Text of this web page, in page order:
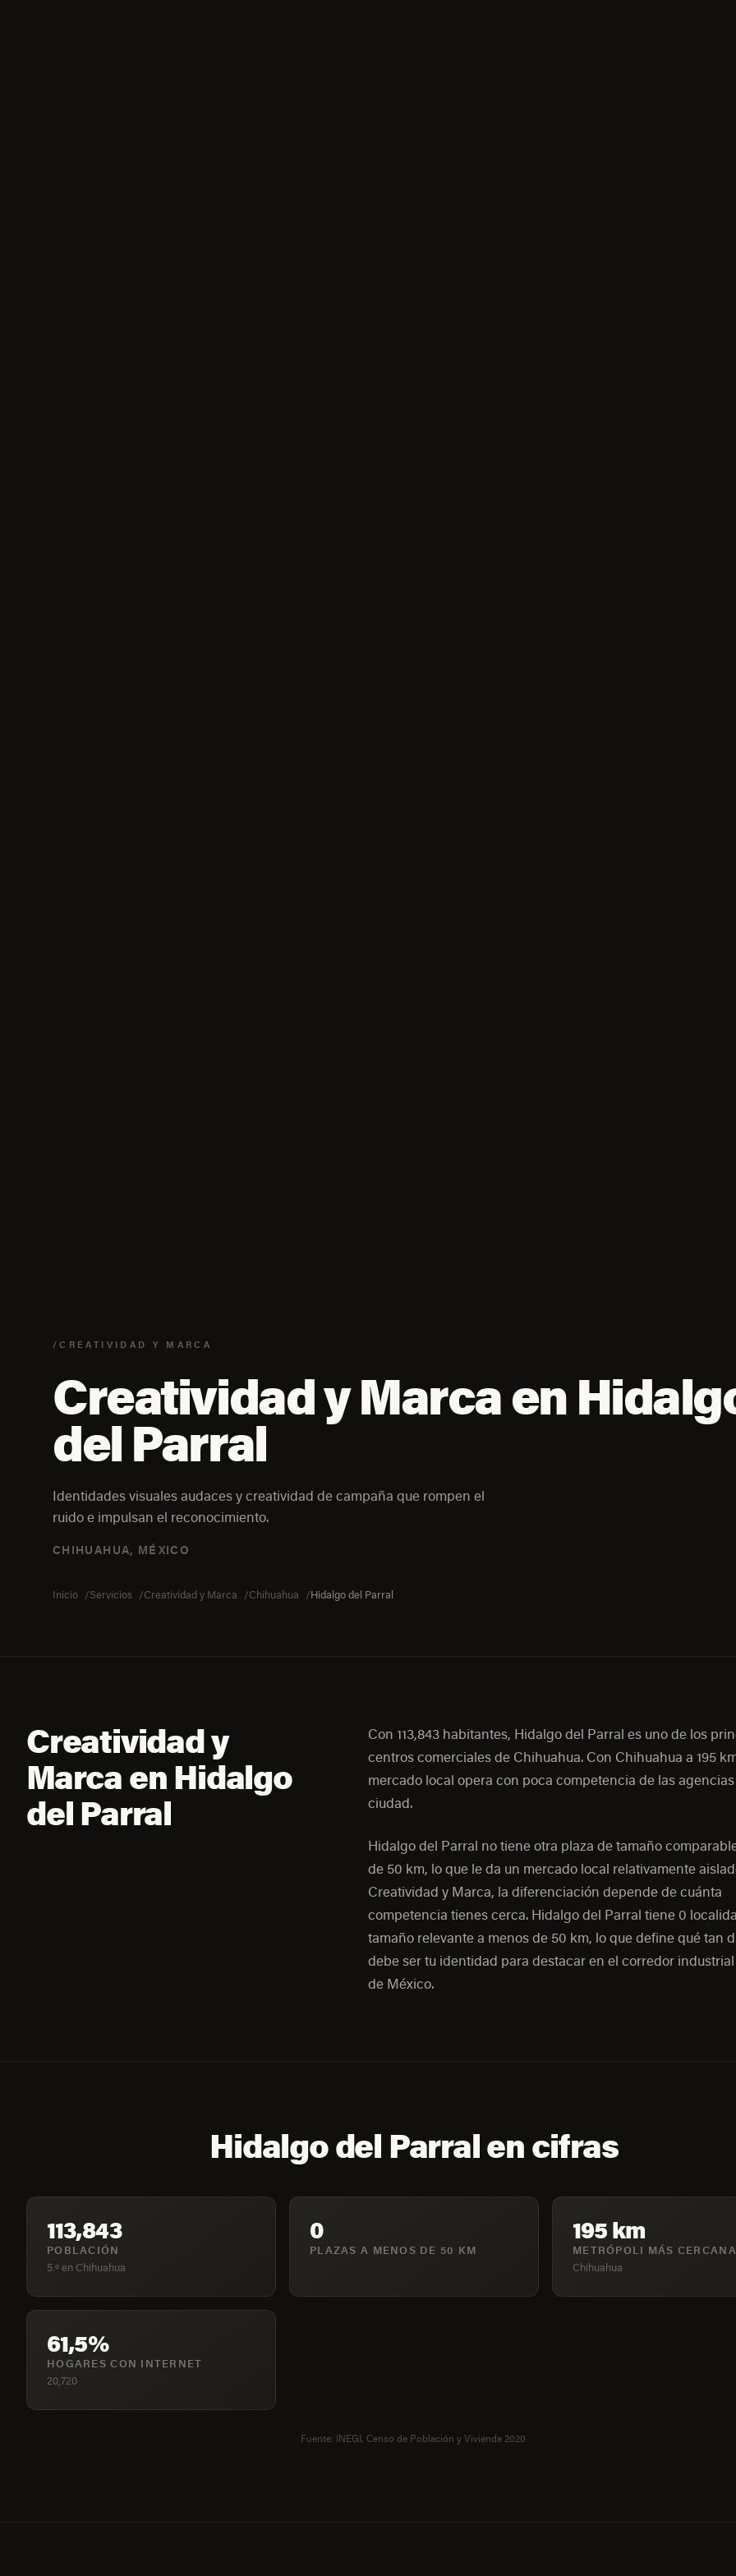
/CREATIVIDAD Y MARCA
Creatividad y Marca en
del Parral
Identidades visuales audaces y creatividad de campaña que rompen el
ruido e impulsan el reconocimiento.
CHIHUAHUA, MÉXICO
Inicio Servicios Creatividad y Marca Chihuahua Hidalgo del Parral
Creatividad y
Marca en Hidalgo
del Parral
Con 113,843 habitantes, Hidalgo del Parral es uno de los
centros comerciales de Chihuahua. Con Chihuahua a 195
mercado local opera con poca competencia de las
ciudad.
Hidalgo del Parral no tiene otra plaza de tamaño
de 50 km, lo que le da un mercado local relativamente
Creatividad y Marca, la diferenciación depende de cuánta
competencia tienes cerca. Hidalgo del Parral tiene 0
tamaño relevante a menos de 50 km, lo que define qué tan
debe ser tu identidad para destacar en el corredor
de México.
Hidalgo del Parral en cifras
113,843
POBLACIÓN
5.º en Chihuahua
0
PLAZAS A MENOS DE 50 KM
195 km
METRÓPOLI MÁS CERCANA
Chihuahua
61,5%
HOGARES CON INTERNET
20,720
Fuente: INEGI, Censo de Población y Vivienda 2020.